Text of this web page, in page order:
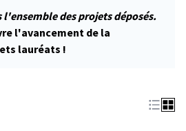
l'ensemble des projets déposés.
l'avancement de la
lauréats !